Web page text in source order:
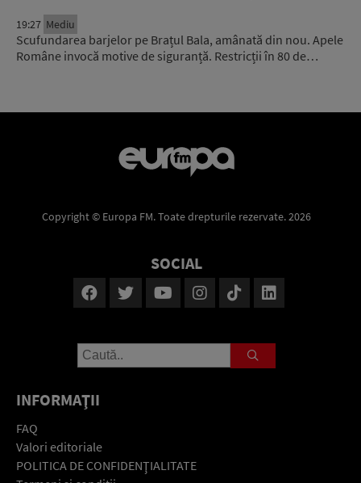
19:27 Mediu
Scufundarea barjelor pe Brațul Bala, amânată din nou. Apele
Române invocă motive de siguranță. Restricții în 80 de…
Copyright © Europa FM. Toate drepturile rezervate. 2026
SOCIAL
INFORMAŢII
FAQ
Valori editoriale
POLITICA DE CONFIDENŢIALITATE